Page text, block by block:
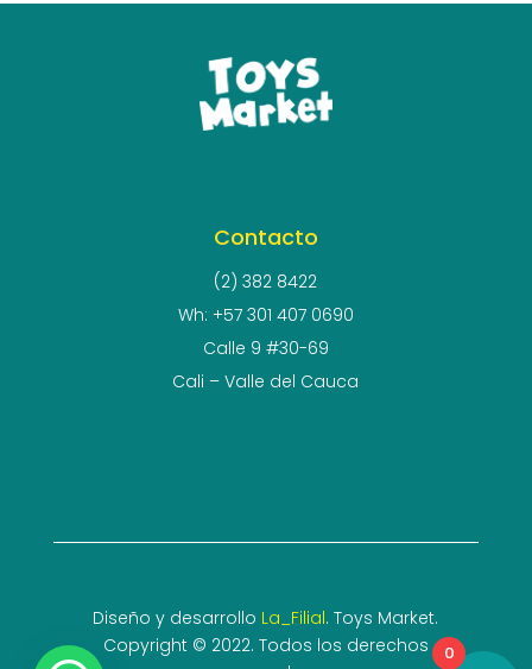
Contacto
(2) 382 8422
Wh: +57 301 407 0690
Calle 9 #30-69
Cali – Valle del Cauca
Diseño y desarrollo La_Filial. Toys Market.
Copyright © 2022. Todos los derechos
0